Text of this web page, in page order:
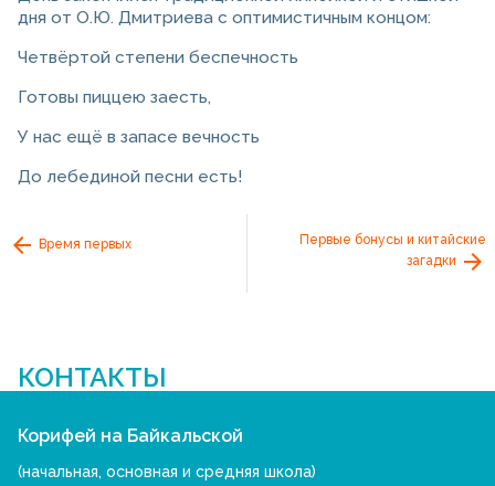
дня от О.Ю. Дмитриева с оптимистичным концом:
Четвёртой степени беспечность
Готовы пиццею заесть,
У нас ещё в запасе вечность
До лебединой песни есть!
Время первых
Первые бонусы и китайские
загадки
КОНТАКТЫ
Корифей на Байкальской
(начальная, основная и средняя школа)